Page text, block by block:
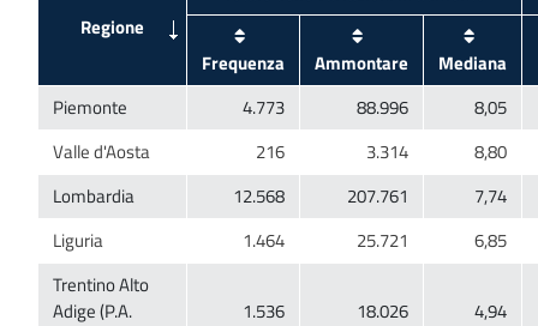
Trentino Alto
Adige (P.A.